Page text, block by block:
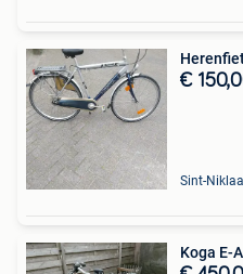
€
Sint-
Koga E-